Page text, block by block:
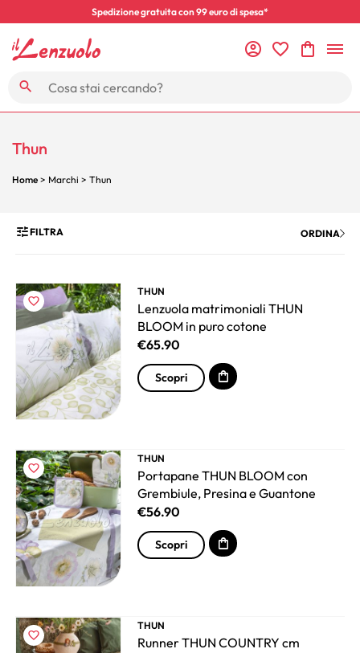
Spedizione gratuita con 99 euro di spesa*
Thun
Home > Marchi > Thun
FILTRA ORDINA
THUN
Lenzuola matrimoniali THUN
BLOOM in puro cotone
€65.90
Scopri
THUN
Portapane THUN BLOOM con
Grembiule, Presina e Guantone
€56.90
Scopri
THUN
Runner THUN COUNTRY cm